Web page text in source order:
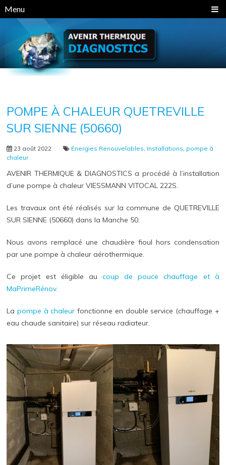
Menu
POMPE À CHALEUR QUETREVILLE
SUR SIENNE (50660)
23 août 2022 Energies Renouvelables Installations pompe à
chaleur
AVENIR THERMIQUE & DIAGNOSTICS a procédé à l’installation
d’une pompe à chaleur VIESSMANN VITOCAL 222S.
Les travaux ont été réalisés sur la commune de QUETREVILLE
SUR SIENNE (50660) dans la Manche 50.
Nous avons remplacé une chaudière fioul hors condensation
par une pompe à chaleur aérothermique.
Ce projet est éligible au coup de pouce chauffage et à
MaPrimeRénov.
La pompe à chaleur fonctionne en double service (chauffage +
eau chaude sanitaire) sur réseau radiateur.
Panneau de gestion des cookies